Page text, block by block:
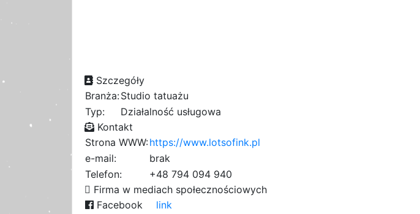
Szczegóły
Branża:Studio tatuażu
Typ:
Działalność usługowa
Kontakt
Strona WWW:https://www.lotsofink.pl
e-mail:
brak
Telefon:
+48 794 094 940
Firma w mediach społecznościowych
Facebook
link